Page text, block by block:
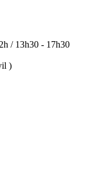
/ 13h30 - 17h30
)